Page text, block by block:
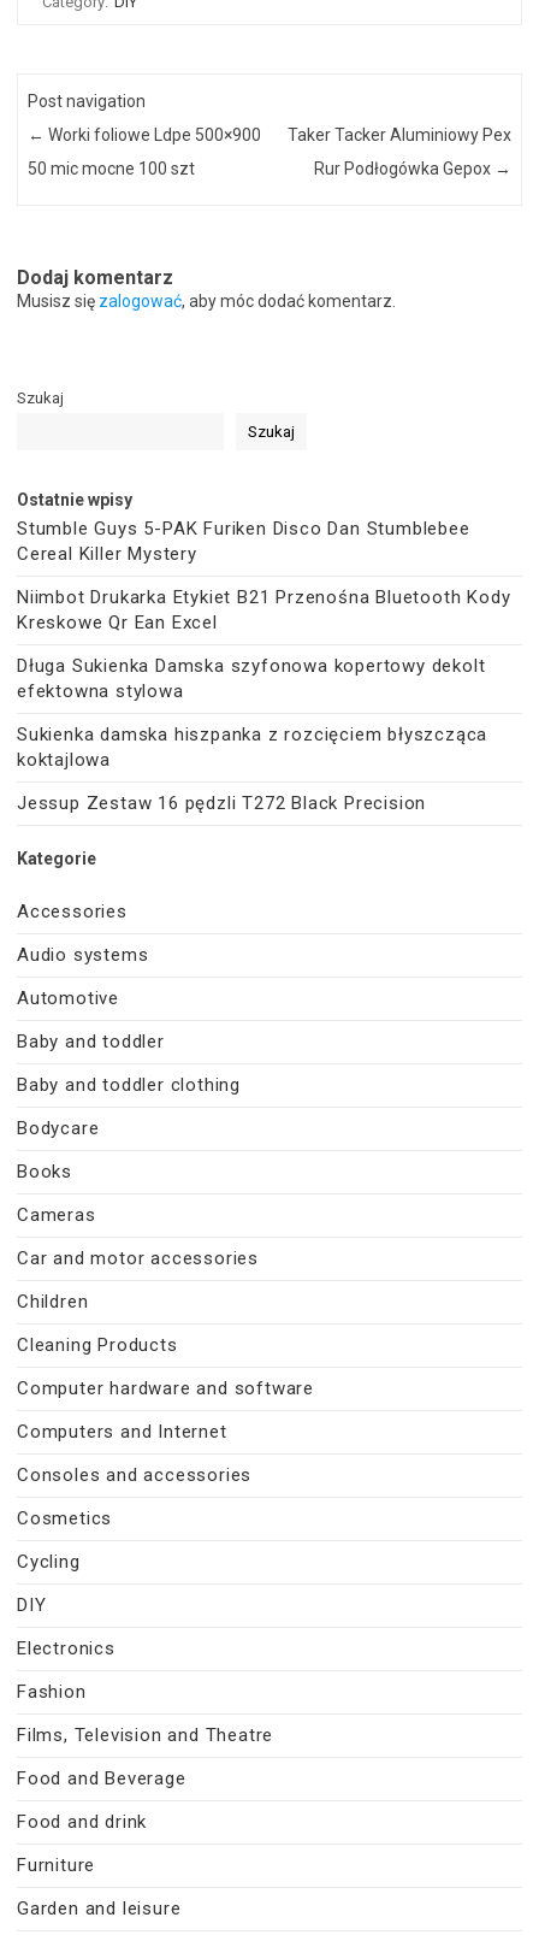
Post navigation
← Worki foliowe Ldpe 500×900
50 mic mocne 100 szt
Taker Tacker Aluminiowy Pex
Rur Podłogówka Gepox →
Dodaj komentarz
Musisz się zalogować, aby móc dodać komentarz.
Szukaj
Szukaj
Ostatnie wpisy
Stumble Guys 5-PAK Furiken Disco Dan Stumblebee
Cereal Killer Mystery
Niimbot Drukarka Etykiet B21 Przenośna Bluetooth Kody
Kreskowe Qr Ean Excel
Długa Sukienka Damska szyfonowa kopertowy dekolt
efektowna stylowa
Sukienka damska hiszpanka z rozcięciem błyszcząca
koktajlowa
Jessup Zestaw 16 pędzli T272 Black Precision
Kategorie
Accessories
Audio systems
Automotive
Baby and toddler
Baby and toddler clothing
Bodycare
Books
Cameras
Car and motor accessories
Children
Cleaning Products
Computer hardware and software
Computers and Internet
Consoles and accessories
Cosmetics
Cycling
DIY
Electronics
Fashion
Films, Television and Theatre
Food and Beverage
Food and drink
Furniture
Garden and leisure